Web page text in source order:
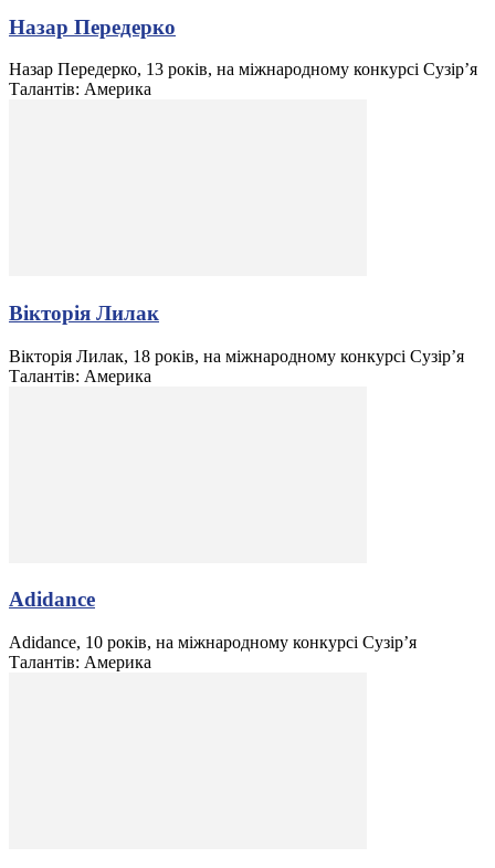
Назар Передерко
Назар Передерко, 13 років, на міжнародному конкурсі Сузір’я
Талантів: Америка
Вікторія Лилак
Вікторія Лилак, 18 років, на міжнародному конкурсі Сузір’я
Талантів: Америка
Adidance
Adidance, 10 років, на міжнародному конкурсі Сузір’я
Талантів: Америка